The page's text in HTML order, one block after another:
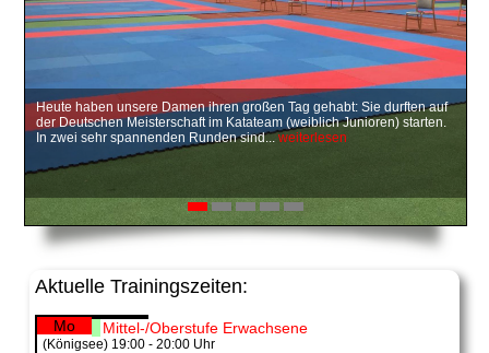
Heute haben unsere Damen ihren großen Tag gehabt: Sie durften auf
der Deutschen Meisterschaft im Katateam (weiblich Junioren) starten.
In zwei sehr spannenden Runden sind...weiterlesen
Anstatt einer Weihnachtsfeier 2017 fand dieses Jahr eine
Winterwanderung 2018 statt. Das war das zweite Mal, dass die
Mitglieder des Karatevereins und deren Angehörige das Thüringer...
Am vergangenen Montag, dem 26.6.2017, trafen sich Carolin
Schubert, Maria und Diana Unbehaun der Abteilung Königsee mit
einer Delegation des örtlichen Feuerwehrvereines in deren
Museumsraum...weiterlesen
Auf in meine Geburtsstadt Halle/Saale. Es finden die East Open
Wettkämpfe im Karate statt. Ja, wir waren dort, dass erste Mal, voller
Erwartungen und wir haben...weiterlesen
Am 14.01.2017 lud uns der Asahi Dojo e.V. zur Winterwanderung ein.
Treffpunkt war die Haltestelle der Südthüringenbahn am Igelshieb in
Neuhaus. Dort gab es für...weiterlesen
Aktuelle Trainingszeiten:
Mo Mittel-/Oberstufe Erwachsene
(Königsee) 19:00 - 20:00 Uhr